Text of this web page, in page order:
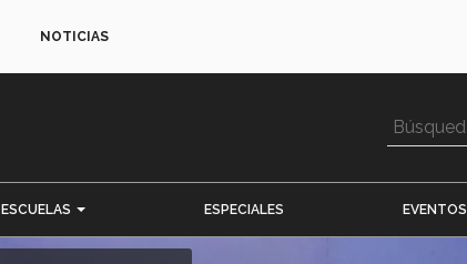
NOTICIAS
ESCUELAS ESPECIALES EVENTOS